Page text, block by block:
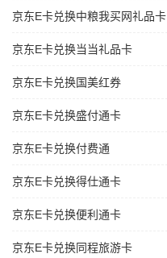
京东E卡兑换中粮我买网礼品卡
京东E卡兑换当当礼品卡
京东E卡兑换国美红券
京东E卡兑换盛付通卡
京东E卡兑换付费通
京东E卡兑换得仕通卡
京东E卡兑换便利通卡
京东E卡兑换同程旅游卡